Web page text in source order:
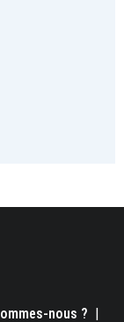
nous ? |